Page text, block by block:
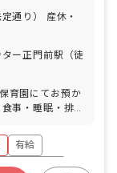
通り） 産休・
ー正門前駅（徒
育園にてお預か
事・睡眠・排
生活を通じて社
の計画 ・実行や
等多岐にわたっ
有給
休育休制度